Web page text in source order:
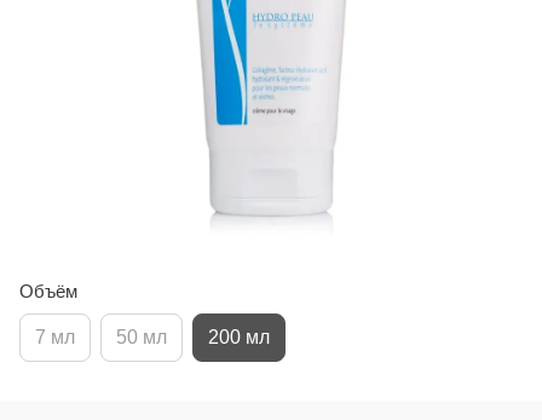
Объём
7 мл 50 мл 200 мл